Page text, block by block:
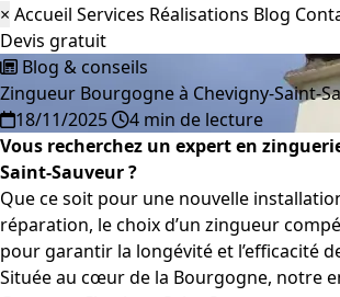
× Accueil Services Réalisations Blog
Devis gratuit
Blog & conseils
Zingueur Bourgogne à Chevigny-Saint-
18/11/2025
4 min de lecture
Vous recherchez un expert en
Saint-Sauveur ?
Que ce soit pour une nouvelle
réparation, le choix d’un zingueur
pour garantir la longévité et l’efficacité
Située au cœur de la Bourgogne, notre